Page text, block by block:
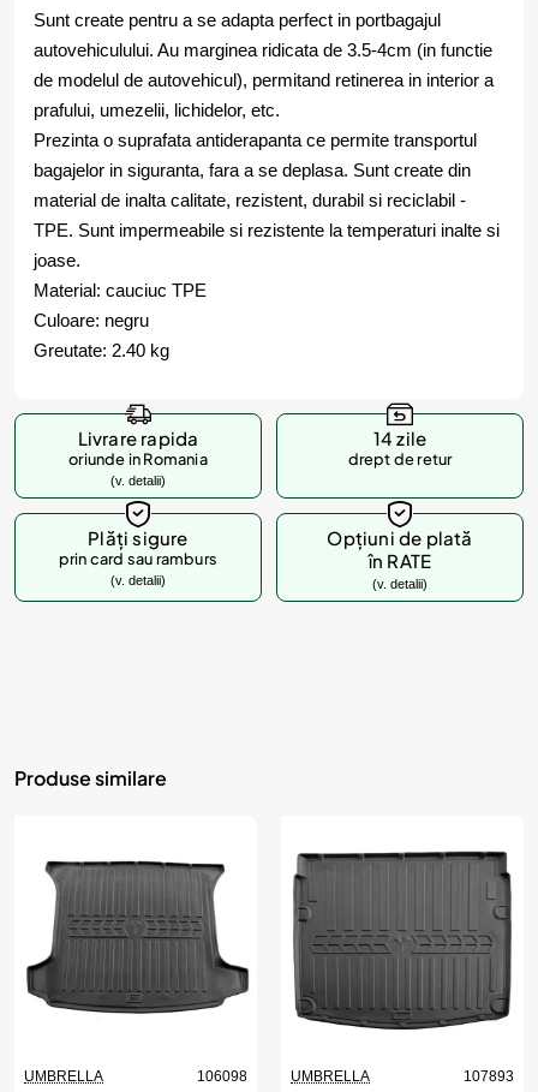
Sunt create pentru a se adapta perfect in portbagajul
autovehiculului. Au marginea ridicata de 3.5-4cm (in functie
de modelul de autovehicul), permitand retinerea in interior a
prafului, umezelii, lichidelor, etc.
Prezinta o suprafata antiderapanta ce permite transportul
bagajelor in siguranta, fara a se deplasa. Sunt create din
material de inalta calitate, rezistent, durabil si reciclabil -
TPE. Sunt impermeabile si rezistente la temperaturi inalte si
joase.
Material: cauciuc TPE
Culoare: negru
Greutate: 2.40 kg
Livrare rapida
oriunde in Romania
(v. detalii)
14 zile
drept de retur
Plăți sigure
prin card sau ramburs
(v. detalii)
Opțiuni de plată
în RATE
(v. detalii)
Produse similare
UMBRELLA 106098 UMBRELLA 107893